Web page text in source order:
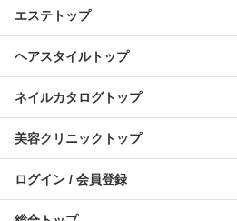
エステトップ
ヘアスタイルトップ
ネイルカタログトップ
美容クリニックトップ
ログイン / 会員登録